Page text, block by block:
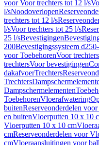
voor Voor trechters tot 12 l/s
l/sNoodoverlopen
trechters tot 12 l/s
l/sVoor trechters tot 25 l/s
25 l/sBevestigingen
200Bevestigingssysteem
voor ToebehorenVoor trechters
trechtersVoor bevestigingen
dakafvoerTrechters
Trechters
Dampschermelementen
ToebehorenVloerafwatering
buitenReserveonderdelen
en buitenVloerputten 10 x 10
Vloerputten 10 x 10 cm
cmReserveonderdelen voor
cmVloeraansluitingen voor